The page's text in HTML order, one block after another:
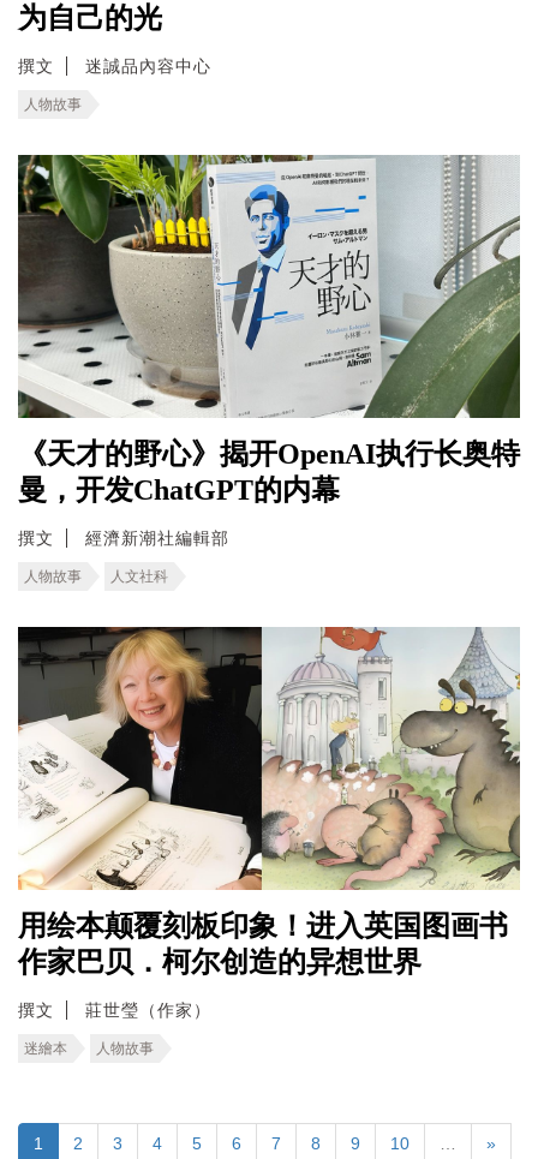
为自己的光
撰文 迷誠品內容中心
人物故事
《天才的野心》揭开OpenAI执行长奥特
曼，开发ChatGPT的内幕
撰文 經濟新潮社編輯部
人物故事 人文社科
用绘本颠覆刻板印象！进入英国图画书
作家巴贝．柯尔创造的异想世界
撰文 莊世瑩（作家）
迷繪本 人物故事
1 2 3 4 5 6 7 8 9 10 »